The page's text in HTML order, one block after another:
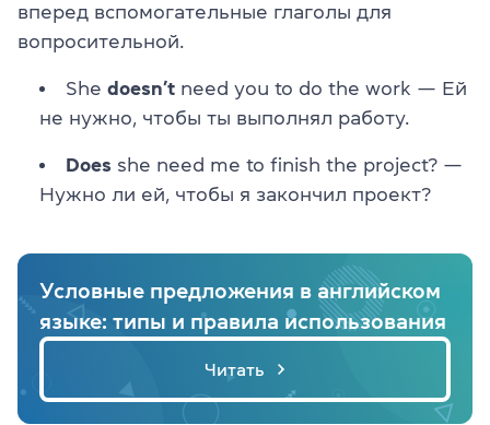
вперед вспомогательные глаголы для
вопросительной.
She doesn’t need you to do the work — Ей
не нужно, чтобы ты выполнял работу.
Does she need me to finish the project? —
Нужно ли ей, чтобы я закончил проект?
Условные предложения в английском
языке: типы и правила использования
Читать